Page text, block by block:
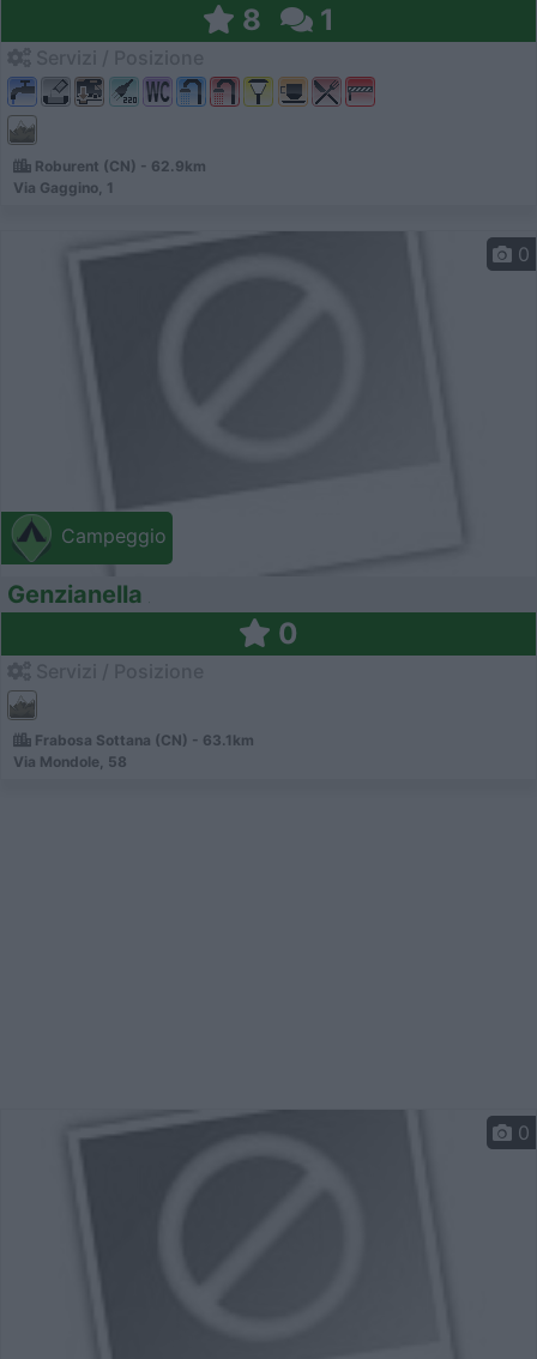
8 1
Roburent (CN) - 62.9km
Via Gaggino, 1
Campeggio
0
Genzianella
0
Frabosa Sottana (CN) - 63.1km
Via Mondole, 58
0